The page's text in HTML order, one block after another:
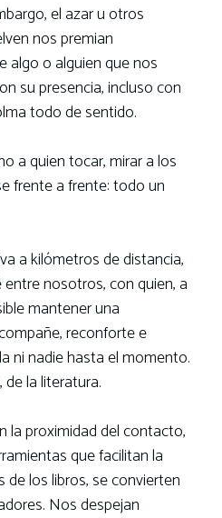
el azar u otros
nos premian
algo o alguien que nos
su presencia, incluso con
todo de sentido.
a quien tocar, mirar a los
frente a frente: todo un
a kilómetros de distancia,
nosotros, con quien, a
mantener una
reconforte e
ni nadie hasta el momento.
de la literatura.
la proximidad del contacto,
que facilitan la
los libros, se convierten
Nos despejan